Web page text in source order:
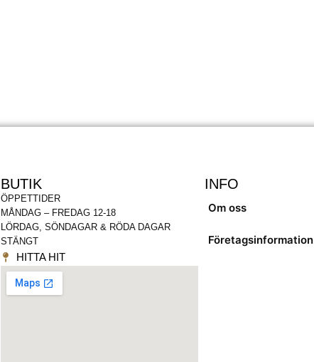
BUTIK
ÖPPETTIDER
MÅNDAG – FREDAG 12-18
LÖRDAG, SÖNDAGAR & RÖDA DAGAR
STÄNGT
HITTA HIT
INFO
Om oss
Företagsinformation